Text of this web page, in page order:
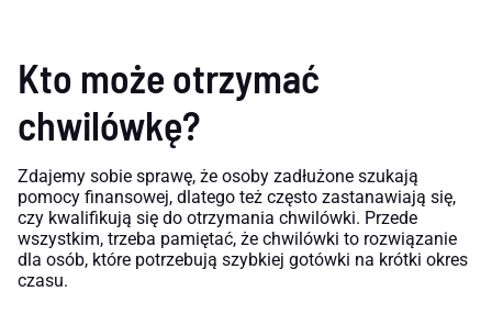
Kto może otrzymać
chwilówkę?
Zdajemy sobie sprawę, że osoby zadłużone szukają
pomocy finansowej, dlatego też często zastanawiają się,
czy kwalifikują się do otrzymania chwilówki. Przede
wszystkim, trzeba pamiętać, że chwilówki to rozwiązanie
dla osób, które potrzebują szybkiej gotówki na krótki okres
czasu.